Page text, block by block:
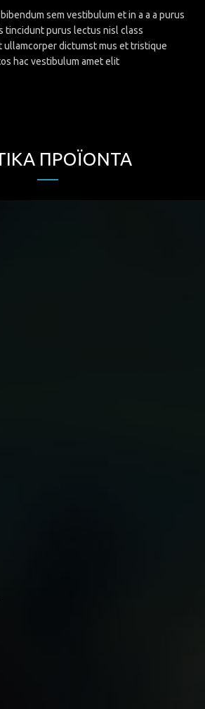
sem vestibulum et in a a a purus
tincidunt purus lectus nisl class
ullamcorper dictumst mus et tristique
hac vestibulum amet elit
ΠΡΟΪΌΝΤΑ